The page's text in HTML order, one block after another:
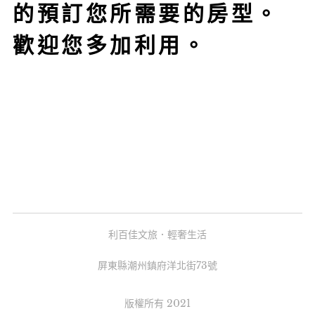
的預訂您所需要的房型。
歡迎您多加利用。
利百佳文旅．輕奢生活
屏東縣潮州鎮府洋北街73號
版權所有 2021